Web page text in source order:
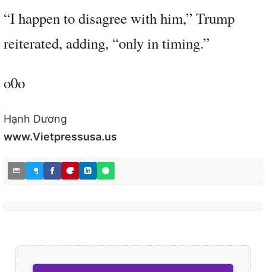
“I happen to disagree with him,” Trump
reiterated, adding, “only in timing.”
o0o
Hạnh Dương
www.Vietpressusa.us